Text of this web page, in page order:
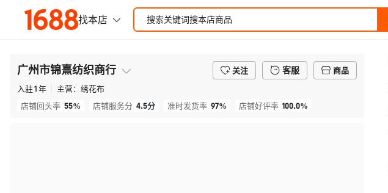
广州市锦熹纺织商行 关注 客服
商品
入驻1年 主营： 绣花布
店铺回头率 55% 店铺服务分 4.5分 准时发货率 97% 店铺好评率 100.0%